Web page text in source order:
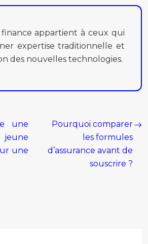
finance appartient à ceux qui
expertise traditionnelle et
des nouvelles technologies.
une
une
Pourquoi comparer
les formules
d’assurance avant de
souscrire ?